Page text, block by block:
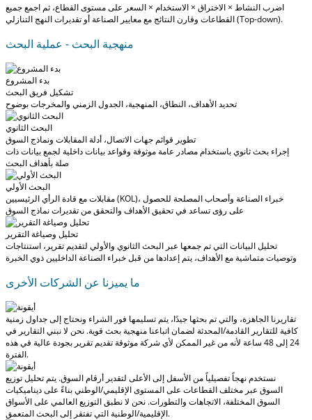
اضرب النشاط × الاختراق × الاستخدام × السعر على مستوى القطاع، ثم اجمع جميع
القطاعات وقارن النتائج مع معايير الصناعة أو تقديرات النهج التنازلي (Top-down).
منهجية البحث - عملية البحث
بدء المشروع
تشكيل فريق البحث
تحديد الأهداف، النطاق، المنهجية، الجدول الزمني والمخرجات بوضوح
البحث الثانوي
تطوير قوائم جهات الاتصال، أدلة المقابلات ونماذج السوق
إجراء بحث ثانوي باستخدام مصادر عامة موثوقة وقواعد بيانات داخلية لجمع بيانات ذات
صلة بأهداف البحث
البحث الأولي
مقابلات مع قادة الرأي الرئيسيين (KOL)، خبراء الصناعة وأصحاب المصلحة للحصول
على رؤى تساعد في تحقيق الأهداف والتحقق من تقديرات نماذج السوق
تحليل وصياغة التقرير
تحليل البيانات التي تم جمعها عبر البحث الثانوي والأولي لتقديم تقرير، استنتاجات
وتوصيات متماشية مع الأهداف، يتم إعدادها من قبل خبراء الصناعة الداخليين ذوي الخبرة
ما يميزنا عن الشركات الأخرى
تقاريرنا الجاهزة، والتي تم بحثها جيدًا، يتم تسليمها فور الشراء ونحتاج إلى جداول زمنية
كافية للتقارير القادمة/المحدثة لضمان اتباعنا منهجية بحث قوية. نحن لا نبني التقارير في
24 إلى 48 ساعة
لأنه من غير الممكن لأي شركة موثوقة تقديم تقرير بجودة عالية في هذه
الفترة.
نستخدم نهجاً تفصيلياً من الأسفل إلى الأعلى لتقدير أرقام السوق. يتم تحليل توزيع
السوق عبر مختلف القطاعات على المستوى الإقليمي/الوطني بناءً على ديناميكيات
السوق المختلفة، الاتجاهات والتطورات. نحن لا نطبق التوزيع العالمي على الأسواق
الإقليمية/الوطنيةالتي تفتقر إلى البحث المتعمق.